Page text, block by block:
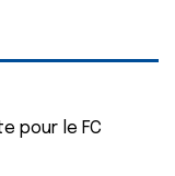
pour le FC